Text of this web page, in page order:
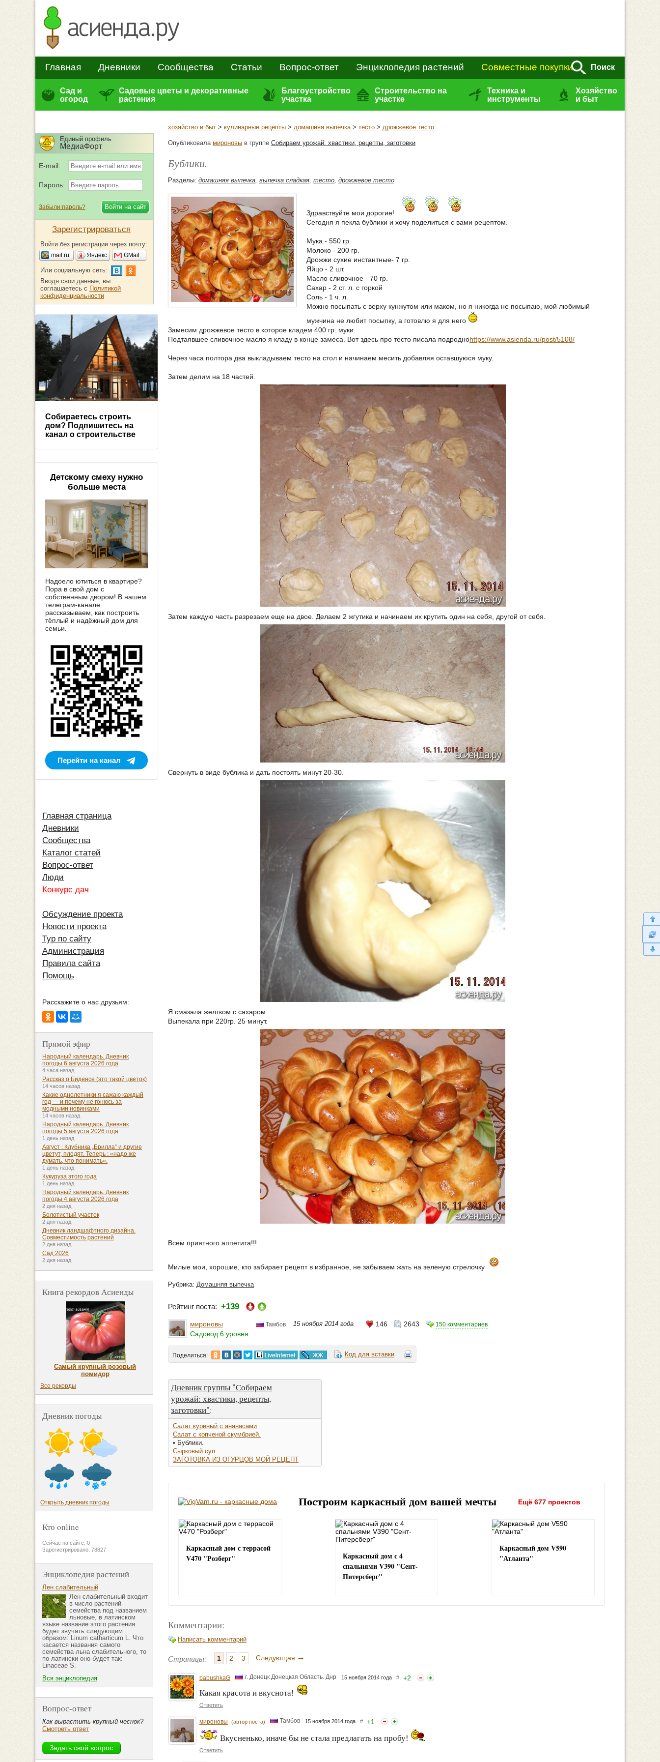
Главная Дневники Сообщества Статьи Вопрос-ответ Энциклопедия растений Совместные покупки Поиск
Сад и
огород
Садовые цветы и декоративные
растения
Благоустройство
участка
Строительство на
участке
Техника и
инструменты
Хозяйство
и быт
хозяйство и быт > кулинарные рецепты > домашняя выпечка> тесто > дрожжевое тесто
Опубликовала мироновы в группе Собираем урожай: хвастики, рецепты, заготовки
Бублики.
Разделы: домашняя выпечка, выпечка сладкая, тесто, дрожжевое тесто
Здравствуйте мои дорогие!
Сегодня я пекла бублики и хочу поделиться с вами рецептом.
Мука - 550 гр.
Молоко - 200 гр.
Дрожжи сухие инстантные- 7 гр.
Яйцо - 2 шт.
Масло сливочное - 70 гр.
Сахар - 2 ст. л. с горкой
Соль - 1 ч. л.
Можно посыпать с верху кунжутом или маком, но я никогда не посыпаю, мой любимый
мужчина не любит посыпку, а готовлю я для него
Замесим дрожжевое тесто в которое кладем 400 гр. муки.
Подтаявшее сливочное масло я кладу в конце замеса. Вот здесь про тесто писала подродноhttps://www.asienda.ru/post/5108/
Через часа полтора два выкладываем тесто на стол и начинаем месить добавляя оставшуюся муку.
Затем делим на 18 частей.
Затем каждую часть разрезаем еще на двое. Делаем 2 жгутика и начинаем их крутить один на себя, другой от себя.
Свернуть в виде бублика и дать постоять минут 20-30.
Я смазала желтком с сахаром.
Выпекала при 220гр. 25 минут.
Всем приятного аппетита!!!
Милые мои, хорошие, кто забирает рецепт в избранное, не забываем жать на зеленую стрелочку
Рубрика: Домашняя выпечка
Рейтинг поста: +139
мироновы
Садовод 6 уровня
Тамбов 15 ноября 2014 года 146 2643 150 комментариев
Поделиться: Код для вставки
Дневник группы "Собираем
урожай: хвастики, рецепты,
заготовки":
Салат куриный с ананасами
Салат с копченой скумбрией.
• Бублики.
Сырковый суп
ЗАГОТОВКА ИЗ ОГУРЦОВ МОЙ РЕЦЕПТ
Построим каркасный дом вашей мечты Ещё 677 проектов
Каркасный дом с террасой
V470 "Розберг"
Каркасный дом с 4
спальнями V390 "Сент-
Питерсберг"
Каркасный дом V590
"Атланта"
Комментарии:
Написать комментарий
Страницы: 1 2 3 Следующая →
babushkaG г. Донецк Донецкая Область. Днр 15 ноября 2014 года # +2
Какая красота и вкуснота!
Ответить
мироновы (автор поста) Тамбов 15 ноября 2014 года # +1
Вкусненько, иначе бы не стала предлагать на пробу!
Ответить
Единый профиль
МедиаФорт
E-mail:
Пароль:
Забыли пароль?
Зарегистрироваться
Войти без регистрации через почту:
mail.ru Яндекс GMail
Или социальную сеть:
Вводя свои данные, вы
соглашаетесь с Политикой
конфиденциальности
Собираетесь строить
дом? Подпишитесь на
канал о строительстве
Детскому смеху нужно
больше места
Надоело ютиться в квартире?
Пора в свой дом с
собственным двором! В нашем
телеграм-канале
рассказываем, как построить
тёплый и надёжный дом для
семьи.
Перейти на канал
Главная страница
Дневники
Сообщества
Каталог статей
Вопрос-ответ
Люди
Конкурс дач
Обсуждение проекта
Новости проекта
Тур по сайту
Администрация
Правила сайта
Помощь
Расскажите о нас друзьям:
Прямой эфир
Народный календарь. Дневник
погоды 6 августа 2026 года
4 часа назад
Рассказ о Биденсе (это такой цветок)
14 часов назад
Какие однолетники я сажаю каждый
год — и почему не гонюсь за
модными новинками
14 часов назад
Народный календарь. Дневник
погоды 5 августа 2026 года
1 день назад
Август : Клубника „Брилла“ и другие
цветут, плодят. Теперь : «надо же
думать, что понимать».
1 день назад
Кукуруза этого года
1 день назад
Народный календарь. Дневник
погоды 4 августа 2026 года
2 дня назад
Болотистый участок
2 дня назад
Дневник ландшафтного дизайна.
Совместимость растений
2 дня назад
Сад 2026
2 дня назад
Книга рекордов Асиенды
Самый крупный розовый
помидор
Все рекорды
Дневник погоды
Открыть дневник погоды
Кто online
Сейчас на сайте: 0
Зарегистрировано: 78827
Энциклопедия растений
Лен слабительный
Лен слабительный входит
в число растений
семейства под названием
льновые, в латинском
языке название этого растения
будет звучать следующим
образом: Linum catharticum L. Что
касается названия самого
семейства льна слабительного, то
по-латински оно будет так:
Linaceae S.
Вся энциклопедия
Вопрос-ответ
Как вырастить крупный чеснок?
Смотреть ответ